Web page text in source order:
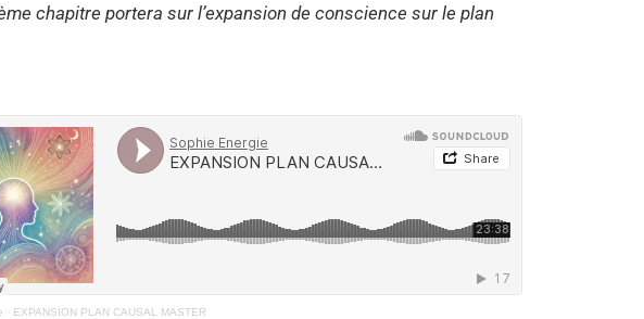
chapitre portera sur l’expansion de conscience sur le plan
· EXPANSION PLAN CAUSAL MASTER